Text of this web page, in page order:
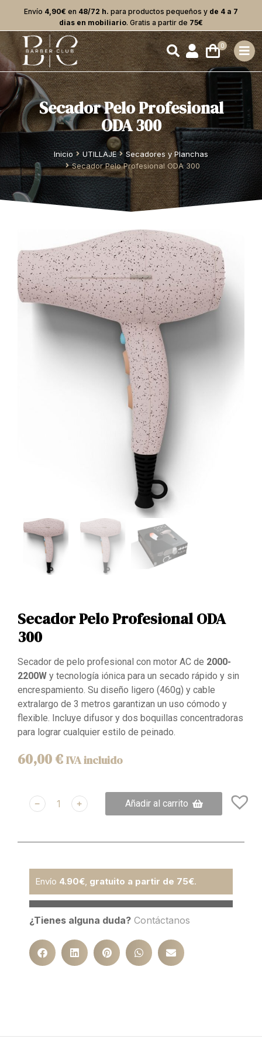
Envío 4,90€ en 48/72 h. para productos pequeños y de 4 a 7
dias en mobiliario. Gratis a partir de 75€
Secador Pelo Profesional
ODA 300
Estás aquí: Inicio UTILLAJE
Secadores y Planchas
Secador Pelo Profesional ODA 300
Secador Pelo Profesional ODA
300
Secador de pelo profesional con motor AC de 2000-
2200W y tecnología iónica para un secado rápido y sin
encrespamiento. Su diseño ligero (460g) y cable
extralargo de 3 metros garantizan un uso cómodo y
flexible. Incluye difusor y dos boquillas concentradoras
para lograr cualquier estilo de peinado.
60,00€ IVA incluido
﹣ ﹢ Añadir al carrito
Envío 4.90€ gratuito a partir de 75€.
¿Tienes alguna duda? Contáctanos